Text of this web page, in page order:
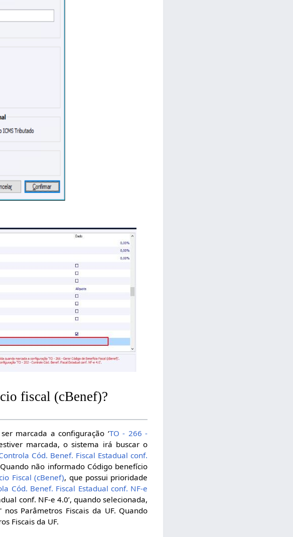
fiscal (cBenef)?
marcada a configuração ‘TO - 266 -
marcada, o sistema irá buscar o
Cód. Benef. Fiscal Estadual conf.
não informado Código benefício
Fiscal (cBenef), que possui prioridade
Cód. Benef. Fiscal Estadual conf. NF-e
conf. NF-e 4.0’, quando selecionada,
Parâmetros Fiscais da UF. Quando
Fiscais da UF.